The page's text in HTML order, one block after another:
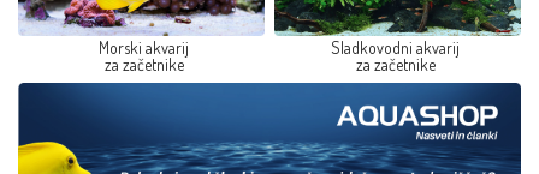
Morski akvarij
za začetnike
Sladkovodni akvarij
za začetnike